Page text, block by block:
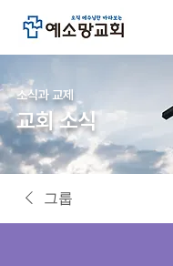
소식과 교제
교회 소식
그룹